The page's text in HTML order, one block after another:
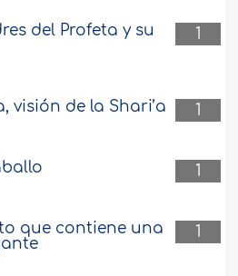
1
del Profeta y su
1
visión de la Shari’a
1
1
que contiene una